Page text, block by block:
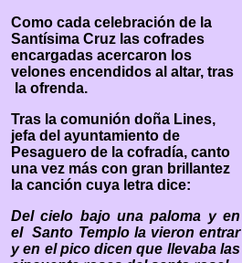
Como cada celebración de la
Santísima Cruz las cofrades
encargadas acercaron los
velones encendidos al altar, tras
la ofrenda.
Tras la comunión doña Lines,
jefa del ayuntamiento de
Pesaguero de la cofradía, canto
una vez más con gran brillantez
la canción cuya letra dice:
Del cielo bajo una paloma y en
el
Santo Templo la vieron entrar
y en el pico dicen que llevaba las